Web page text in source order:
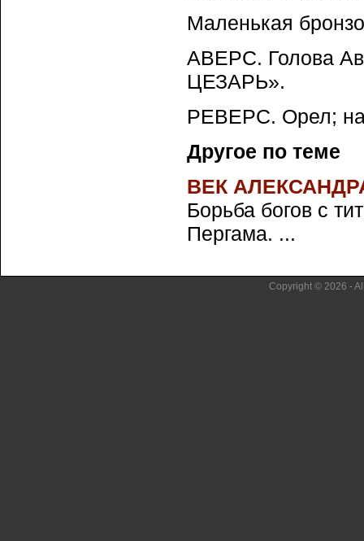
Маленькая
АВЕРС. Голова
ЦЕЗАРЬ».
РЕВЕРС. Орел;
Другое по теме
ВЕК
Борьба богов с
Пергама. ...
Copyright © 2026 -